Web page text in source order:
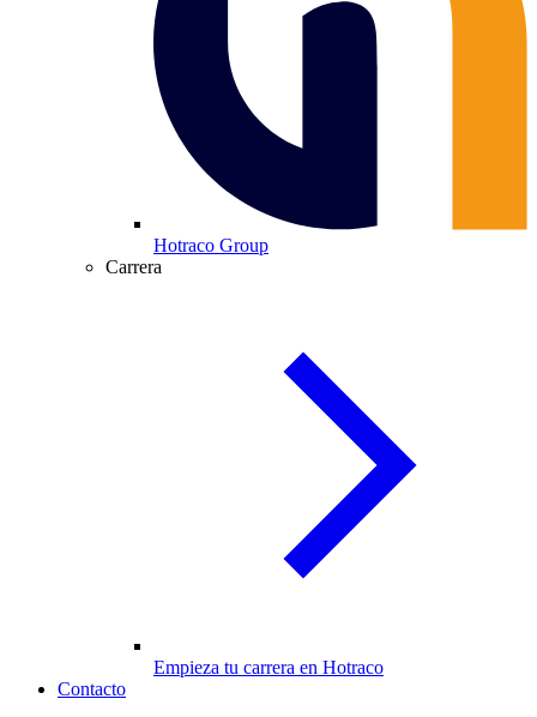
Hotraco Group
Carrera
Empieza tu carrera en Hotraco
Contacto